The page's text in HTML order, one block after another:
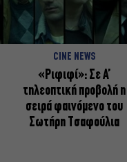
CINE NEWS
«Ριφιφί»: Σε Α’
τηλεοπτική προβολή η
σειρά φαινόμενο του
Σωτήρη Τσαφούλια